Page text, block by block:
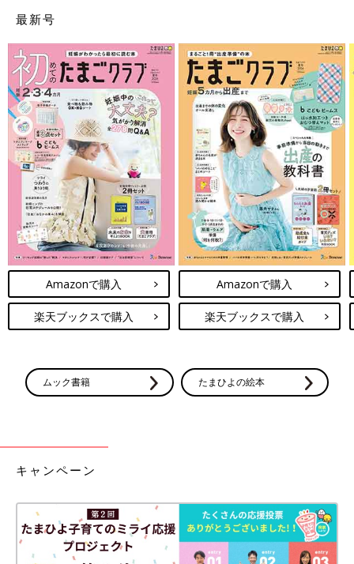
最新号
Amazonで購入
楽天ブックスで購入
Amazonで購入
楽天ブックスで購入
ムック書籍 たまひよの絵本
キャンペーン